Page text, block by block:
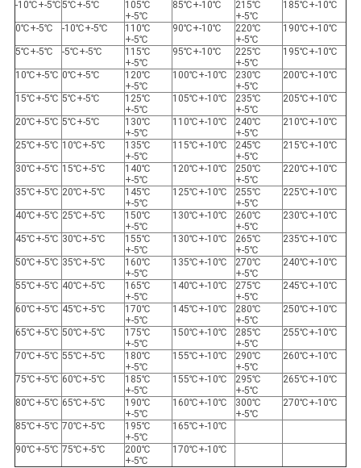
-10℃+-5℃5℃+-5℃
105℃
+-5℃
85℃+-10℃
215℃
+-5℃
185℃+-10℃
0℃+-5℃ -10℃+-5℃
110℃
+-5℃
90℃+-10℃
220℃
+-5℃
190℃+-10℃
5℃+-5℃ -5℃+-5℃
115℃
+-5℃
95℃+-10℃
225℃
+-5℃
195℃+-10℃
10℃+-5℃ 0℃+-5℃
120℃
+-5℃
100℃+-10℃
230℃
+-5℃
200℃+-10℃
15℃+-5℃ 5℃+-5℃
125℃
+-5℃
105℃+-10℃
235℃
+-5℃
205℃+-10℃
20℃+-5℃ 5℃+-5℃
130℃
+-5℃
110℃+-10℃
240℃
+-5℃
210℃+-10℃
25℃+-5℃ 10℃+-5℃
135℃
+-5℃
115℃+-10℃
245℃
+-5℃
215℃+-10℃
30℃+-5℃ 15℃+-5℃
140℃
+-5℃
120℃+-10℃
250℃
+-5℃
220℃+-10℃
35℃+-5℃ 20℃+-5℃
145℃
+-5℃
125℃+-10℃
255℃
+-5℃
225℃+-10℃
40℃+-5℃ 25℃+-5℃
150℃
+-5℃
130℃+-10℃
260℃
+-5℃
230℃+-10℃
45℃+-5℃ 30℃+-5℃
155℃
+-5℃
130℃+-10℃
265℃
+-5℃
235℃+-10℃
50℃+-5℃ 35℃+-5℃
160℃
+-5℃
135℃+-10℃
270℃
+-5℃
240℃+-10℃
55℃+-5℃ 40℃+-5℃
165℃
+-5℃
140℃+-10℃
275℃
+-5℃
245℃+-10℃
60℃+-5℃ 45℃+-5℃
170℃
+-5℃
145℃+-10℃
280℃
+-5℃
250℃+-10℃
65℃+-5℃ 50℃+-5℃
175℃
+-5℃
150℃+-10℃
285℃
+-5℃
255℃+-10℃
70℃+-5℃ 55℃+-5℃
180℃
+-5℃
155℃+-10℃
290℃
+-5℃
260℃+-10℃
75℃+-5℃ 60℃+-5℃
185℃
+-5℃
155℃+-10℃
295℃
+-5℃
265℃+-10℃
80℃+-5℃ 65℃+-5℃
190℃
+-5℃
160℃+-10℃
300℃
+-5℃
270℃+-10℃
85℃+-5℃ 70℃+-5℃
195℃
+-5℃
165℃+-10℃
90℃+-5℃ 75℃+-5℃
200℃
+-5℃
170℃+-10℃